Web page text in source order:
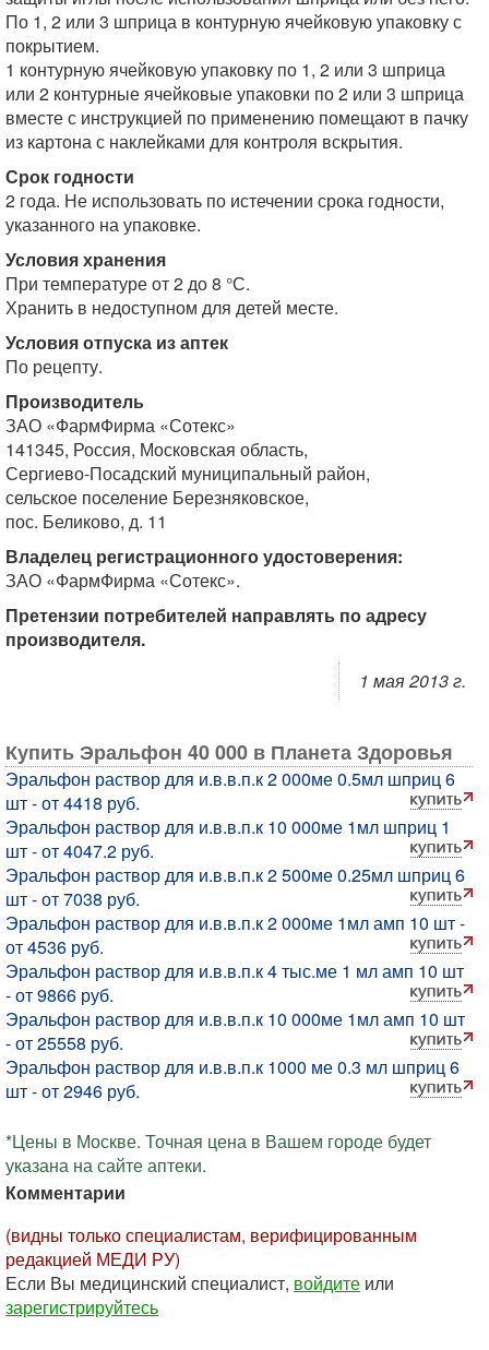
По 1, 2 или 3 шприца в контурную ячейковую упаковку с
покрытием.
1 контурную ячейковую упаковку по 1, 2 или 3 шприца
или 2 контурные ячейковые упаковки по 2 или 3 шприца
вместе с инструкцией по применению помещают в пачку
из картона с наклейками для контроля вскрытия.
Срок годности
2 года. Не использовать по истечении срока годности,
указанного на упаковке.
Условия хранения
При температуре от 2 до 8 °С.
Хранить в недоступном для детей месте.
Условия отпуска из аптек
По рецепту.
Производитель
ЗАО «ФармФирма «Сотекс»
141345, Россия, Московская область,
Сергиево-Посадский муниципальный район,
сельское поселение Березняковское,
пос. Беликово, д. 11
Владелец регистрационного удостоверения:
ЗАО «ФармФирма «Сотекс».
Претензии потребителей направлять по адресу
производителя.
1 мая 2013 г.
Купить Эральфон 40 000 в Планета Здоровья
Эральфон раствор для и.в.в.п.к 2 000ме 0.5мл шприц 6
шт - от 4418 руб.
Эральфон раствор для и.в.в.п.к 10 000ме 1мл шприц 1
шт - от 4047.2 руб.
Эральфон раствор для и.в.в.п.к 2 500ме 0.25мл шприц 6
шт - от 7038 руб.
Эральфон раствор для и.в.в.п.к 2 000ме 1мл амп 10 шт -
от 4536 руб.
Эральфон раствор для и.в.в.п.к 4 тыс.ме 1 мл амп 10 шт
- от 9866 руб.
Эральфон раствор для и.в.в.п.к 10 000ме 1мл амп 10 шт
- от 25558 руб.
Эральфон раствор для и.в.в.п.к 1000 ме 0.3 мл шприц 6
шт - от 2946 руб.
*Цены в Москве. Точная цена в Вашем городе будет
указана на сайте аптеки.
Комментарии
(видны только специалистам, верифицированным
редакцией МЕДИ РУ)
Если Вы медицинский специалист, войдите или
зарегистрируйтесь